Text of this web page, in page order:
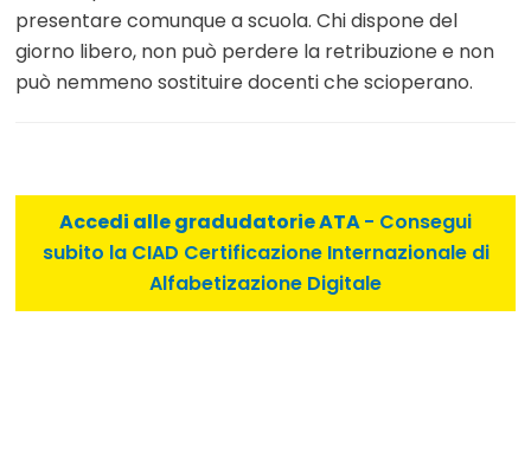
presentare comunque a scuola. Chi dispone del
giorno libero, non può perdere la retribuzione e non
può nemmeno sostituire docenti che scioperano.
Accedi alle gradudatorie ATA- Consegui
subito la CIAD Certificazione Internazionale di
Alfabetizazione Digitale